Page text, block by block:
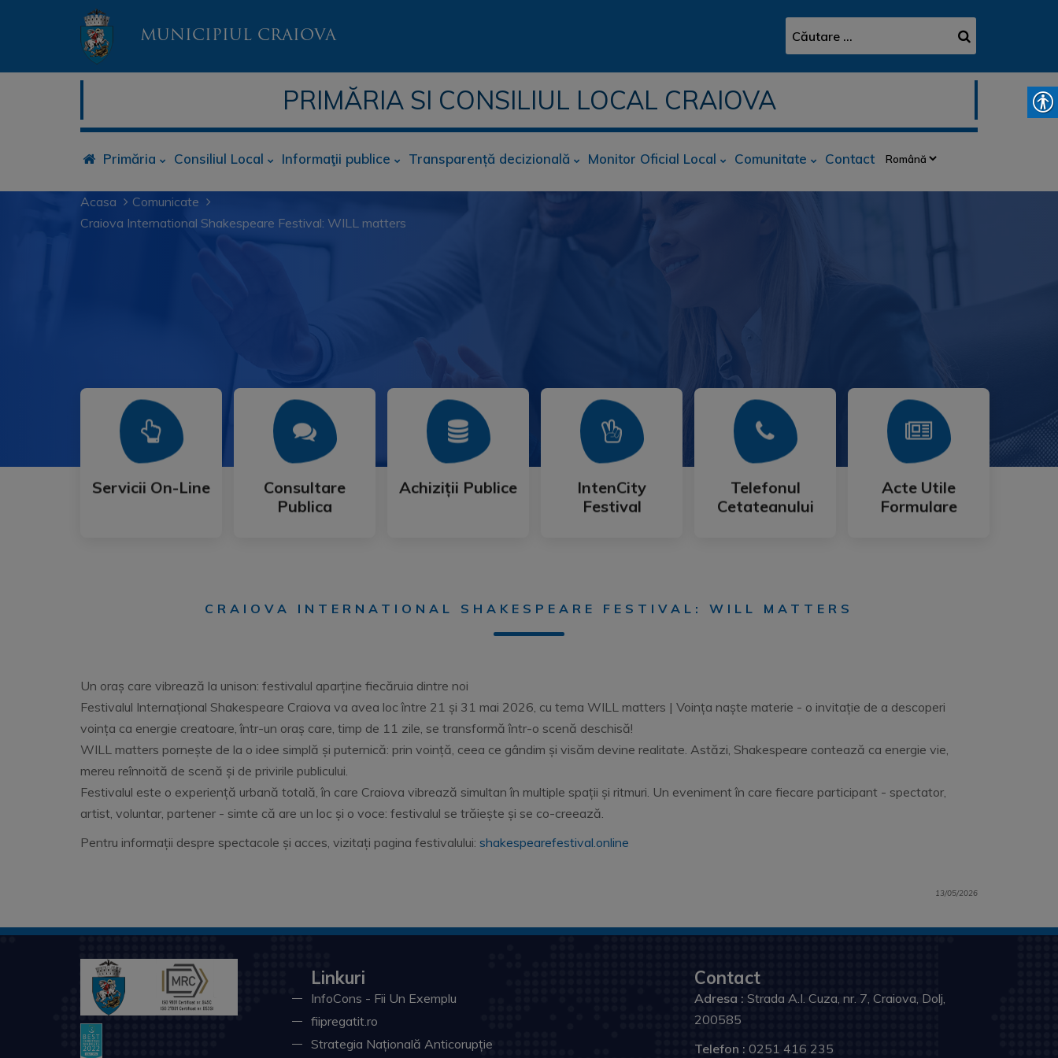
MUNICIPIUL CRAIOVA
PRIMĂRIA SI CONSILIUL LOCAL CRAIOVA
Primăria Consiliul Local Informaţii publice Transparență decizională Monitor Oficial Local Comunitate Contact
Acasa
Comunicate
Craiova International Shakespeare Festival: WILL matters
Servicii On-Line
Servicii On-Line
Mai Mult
Consultare
Publica
Consultare
Publica
Mai Mult
Achiziții Publice
Achiziții Publice
Mai Mult
IntenCity
Festival
IntenCity
Festival
Mai Mult
Telefonul
Cetateanului
Telefonul
Cetateanului
Mai Mult
Acte Utile
Formulare
Acte Utile
Formulare
Mai Mult
CRAIOVA INTERNATIONAL SHAKESPEARE FESTIVAL: WILL MATTERS
Un oraș care vibrează la unison: festivalul aparține fiecăruia dintre noi
Festivalul Internațional Shakespeare Craiova va avea loc între 21 și 31 mai 2026, cu tema WILL matters | Voința naște materie - o invitație de a descoperi
voința ca energie creatoare, într-un oraș care, timp de 11 zile, se transformă într-o scenă deschisă!
WILL matters pornește de la o idee simplă și puternică: prin voință, ceea ce gândim și visăm devine realitate. Astăzi, Shakespeare contează ca energie vie,
mereu reînnoită de scenă și de privirile publicului.
Festivalul este o experiență urbană totală, în care Craiova vibrează simultan în multiple spații și ritmuri. Un eveniment în care fiecare participant - spectator,
artist, voluntar, partener - simte că are un loc și o voce: festivalul se trăiește și se co-creează.
Pentru informații despre spectacole și acces, vizitați pagina festivalului: shakespearefestival.online
13/05/2026
Linkuri
InfoCons - Fii Un Exemplu
fiipregatit.ro
Strategia Națională Anticorupție
Contact
Adresa : Strada A.I. Cuza, nr. 7, Craiova, Dolj,
200585
Telefon : 0251 416 235